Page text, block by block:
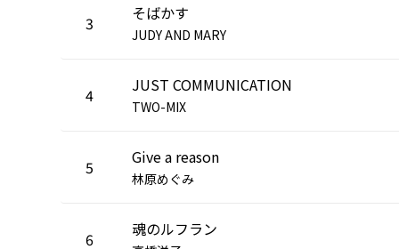
3 そばかす
JUDY AND MARY
4 JUST COMMUNICATION
TWO-MIX
5 Give a reason
林原めぐみ
6 魂のルフラン